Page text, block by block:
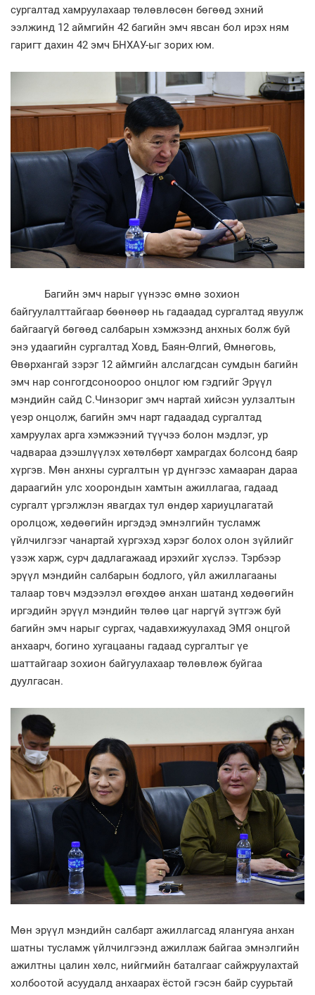
сургалтад хамруулахаар төлөвлөсөн бөгөөд эхний
ээлжинд 12 аймгийн 42 багийн эмч явсан бол ирэх ням
гаригт дахин 42 эмч БНХАУ-ыг зорих юм.
Багийн эмч нарыг үүнээс өмнө зохион
байгуулалттайгаар бөөнөөр нь гадаадад сургалтад явуулж
байгаагүй бөгөөд салбарын хэмжээнд анхных болж буй
энэ удаагийн сургалтад Ховд, Баян-Өлгий, Өмнөговь,
Өвөрхангай зэрэг 12 аймгийн алслагдсан сумдын багийн
эмч нар сонгогдсоноороо онцлог юм гэдгийг Эрүүл
мэндийн сайд С.Чинзориг эмч нартай хийсэн уулзалтын
үеэр онцолж, багийн эмч нарт гадаадад сургалтад
хамруулах арга хэмжээний түүчээ болон мэдлэг, ур
чадвараа дээшлүүлэх хөтөлбөрт хамрагдах болсонд баяр
хүргэв. Мөн анхны сургалтын үр дүнгээс хамааран дараа
дараагийн улс хоорондын хамтын ажиллагаа, гадаад
сургалт үргэлжлэн явагдах тул өндөр хариуцлагатай
оролцож, хөдөөгийн иргэдэд эмнэлгийн тусламж
үйлчилгээг чанартай хүргэхэд хэрэг болох олон зүйлийг
үзэж харж, сурч дадлагажаад ирэхийг хүслээ. Тэрбээр
эрүүл мэндийн салбарын бодлого, үйл ажиллагааны
талаар товч мэдээлэл өгөхдөө анхан шатанд хөдөөгийн
иргэдийн эрүүл мэндийн төлөө цаг наргүй зүтгэж буй
багийн эмч нарыг сургах, чадавхижуулахад ЭМЯ онцгой
анхаарч, богино хугацааны гадаад сургалтыг үе
шаттайгаар зохион байгуулахаар төлөвлөж буйгаа
дуулгасан.
Мөн эрүүл мэндийн салбарт ажиллагсад ялангуяа анхан
шатны тусламж үйлчилгээнд ажиллаж байгаа эмнэлгийн
ажилтны цалин хөлс, нийгмийн баталгааг сайжруулахтай
холбоотой асуудалд анхаарах ёстой гэсэн байр суурьтай